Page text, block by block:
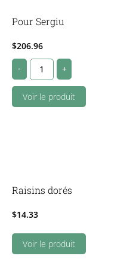
Pour Sergiu
$206.96
Sergiu
quantity
- +
Voir le produit
Raisins dorés
$14.33
Voir le produit